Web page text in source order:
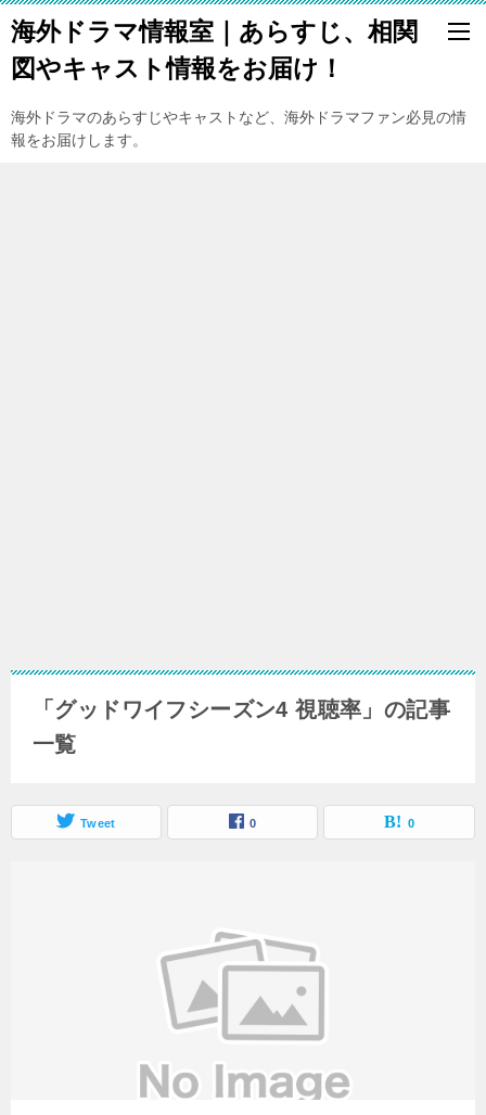
海外ドラマ情報室｜あらすじ、相関
図やキャスト情報をお届け！
海外ドラマのあらすじやキャストなど、海外ドラマファン必見の情
報をお届けします。
「グッドワイフシーズン4 視聴率」の記事
一覧
Tweet 0 0